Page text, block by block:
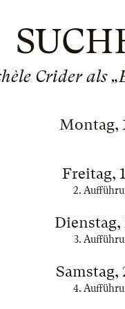
Crider als
Montag,
Freitag,
2.
Dienstag,
3.
Samstag,
4.